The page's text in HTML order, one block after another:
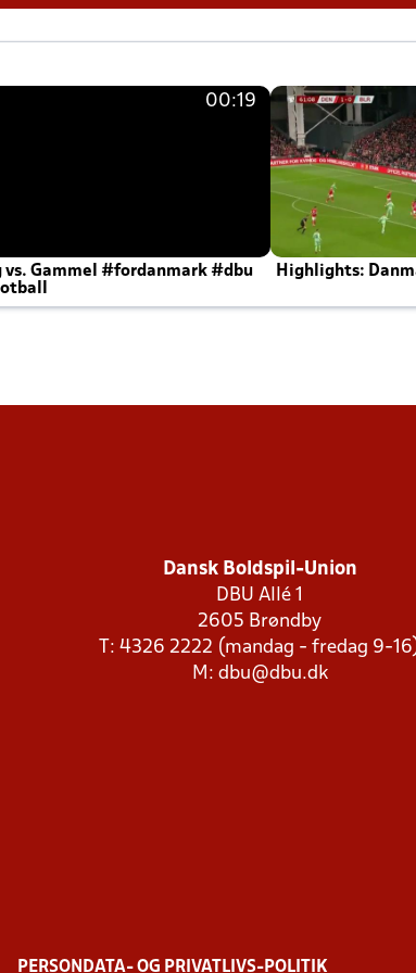
00:19
vs. Gammel #fordanmark #dbu
Highlights:
Dansk Boldspil-Union
DBU Allé 1
2605 Brøndby
T: 4326 2222 (mandag - fredag 9-
M: dbu@dbu.dk
PERSONDATA- OG PRIVATLIVS-POLITIK